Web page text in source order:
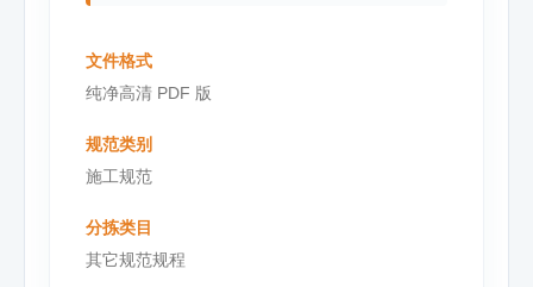
文件格式
纯净高清 PDF 版
规范类别
施工规范
分拣类目
其它规范规程